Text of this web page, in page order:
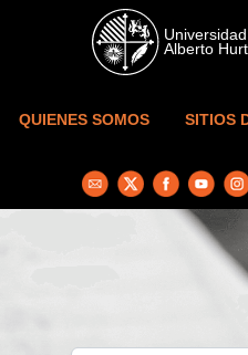
Skip to main content
QUIENES SOMOS SITIOS